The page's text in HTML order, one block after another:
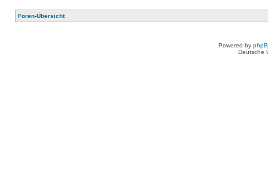
Foren-Übersicht
Powered by
Deutsche